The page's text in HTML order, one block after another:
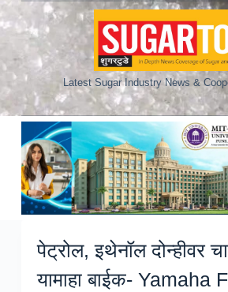
Skip
to
Latest Sugar Industry News &
पेट्रोल, इथेनॉल दोन्हीवर
यामाहा बाईक- Yamaha